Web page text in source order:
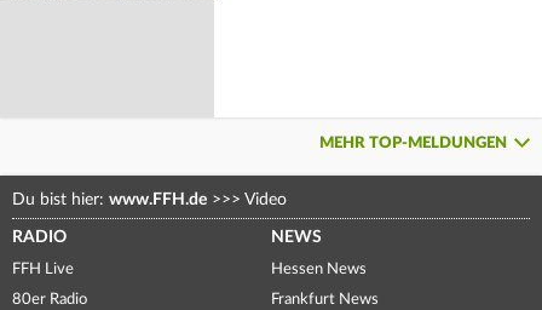
MEHR TOP-MELDUNGEN
Du bist hier: www.FFH.de >>> Video
RADIO
FFH Live
80er Radio
NEWS
Hessen News
Frankfurt News